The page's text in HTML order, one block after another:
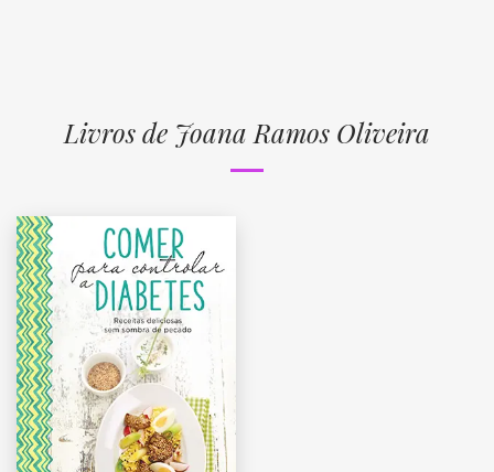
Livros de Joana Ramos Oliveira